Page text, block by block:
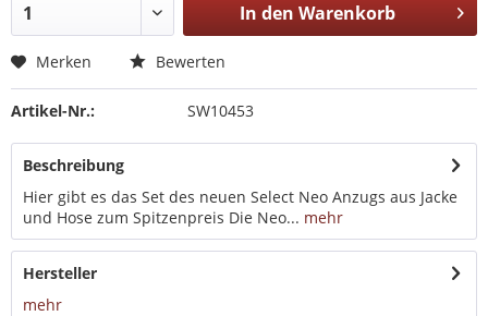
In den Warenkorb
Merken Bewerten
Artikel-Nr.: SW10453
Beschreibung
Hier gibt es das Set des neuen Select Neo Anzugs aus Jacke
und Hose zum Spitzenpreis Die Neo... mehr
Hersteller
mehr